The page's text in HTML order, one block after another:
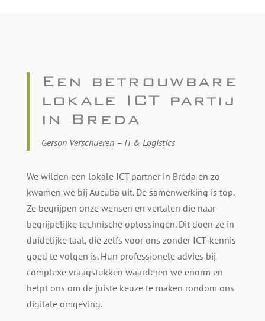
Een betrouwbare
lokale ICT partij
in Breda
Gerson Verschueren – IT & Logistics
We wilden een lokale ICT partner in Breda en zo
kwamen we bij Aucuba uit. De samenwerking is top.
Ze begrijpen onze wensen en vertalen die naar
begrijpelijke technische oplossingen. Dit doen ze in
duidelijke taal, die zelfs voor ons zonder ICT-kennis
goed te volgen is. Hun professionele advies bij
complexe vraagstukken waarderen we enorm en
helpt ons om de juiste keuze te maken rondom ons
digitale omgeving.